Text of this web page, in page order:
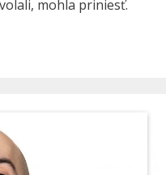
mohla priniesť.